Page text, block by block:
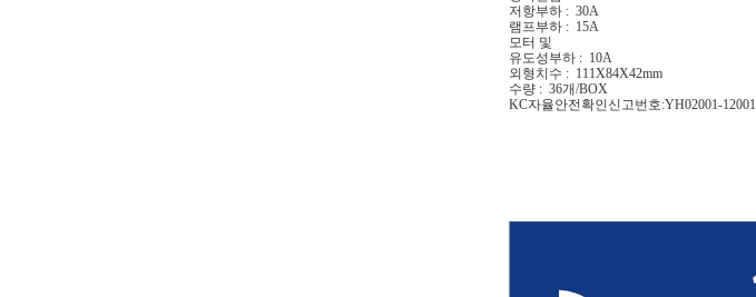
저항부하 : 30A
램프부하 : 15A
모터 및
유도성부하 : 10A
외형치수 : 111X84X42mm
수량 : 36개/BOX
KC자율안전확인신고번호:YH02001-12001